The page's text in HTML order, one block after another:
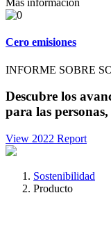
Más información
Cero emisiones
INFORME SOBRE
Descubre los
para las
View 2022 Report
Sostenibilidad
Producto